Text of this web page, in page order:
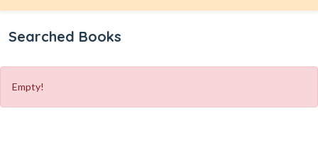
Searched Books
Empty!